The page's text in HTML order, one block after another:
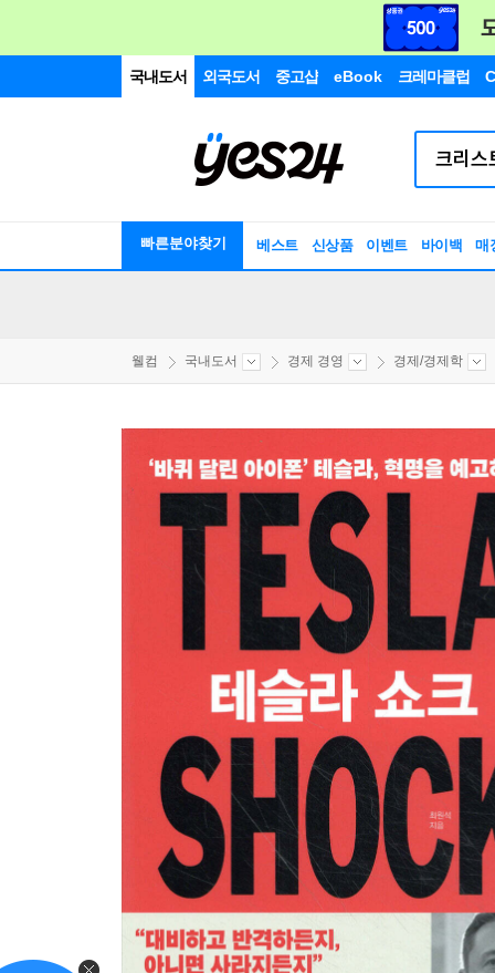
국내도서 외국도서 중고샵 eBook 크레마클럽
빠른분야찾기 베스트 신상품 이벤트 바이백 매
웰컴 국내도서 경제 경영 경제/경제학